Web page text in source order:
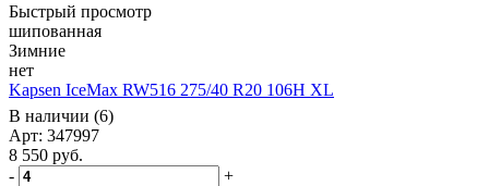
Быстрый просмотр
шипованная
Зимние
нет
Kapsen IceMax RW516 275/40 R20 106H XL
В наличии (6)
Арт: 347997
8 550 руб.
-
+